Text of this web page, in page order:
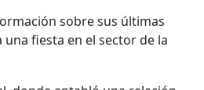
sobre sus últimas
fiesta en el sector de la